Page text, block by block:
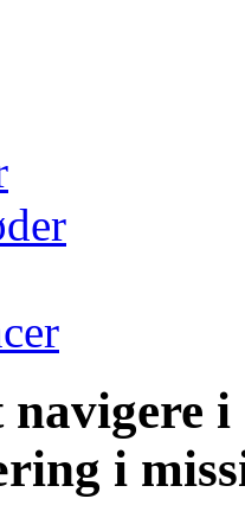
navigere
i